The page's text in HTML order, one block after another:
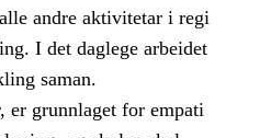
andre aktivitetar i regi
I det daglege arbeidet
saman.
er grunnlaget for empati